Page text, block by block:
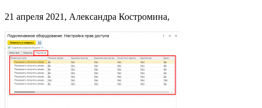
21 апреля 2021, Александра Костромина,